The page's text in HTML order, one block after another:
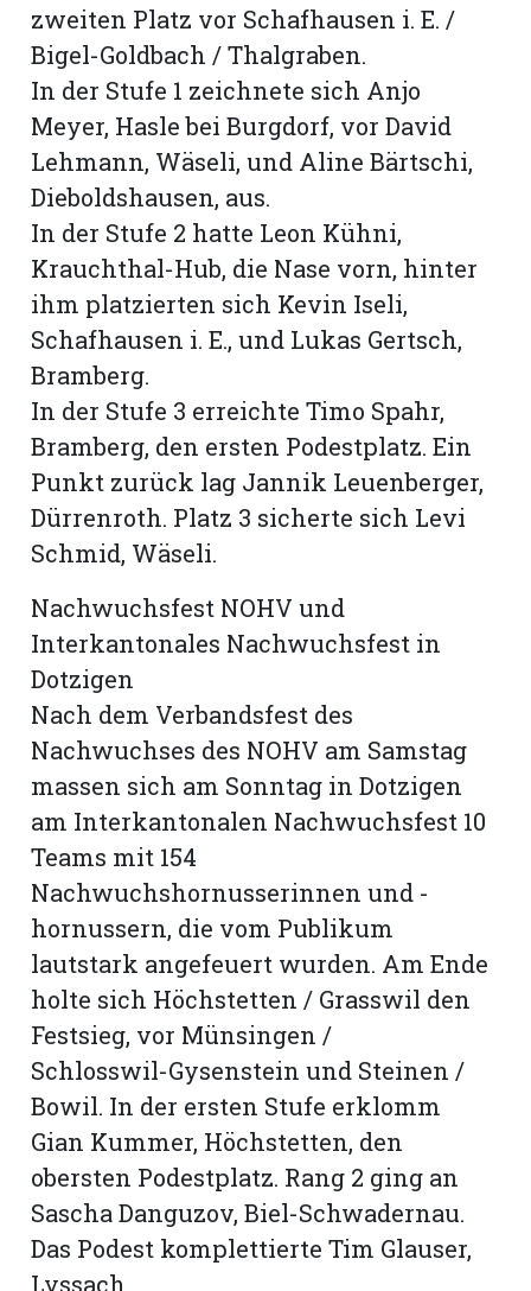
zweiten Platz vor Schafhausen i. E. /
Bigel-Goldbach / Thalgraben.
In der Stufe 1 zeichnete sich Anjo
Meyer, Hasle bei Burgdorf, vor David
Lehmann, Wäseli, und Aline Bärtschi,
Dieboldshausen, aus.
In der Stufe 2 hatte Leon Kühni,
Krauchthal-Hub, die Nase vorn, hinter
ihm platzierten sich Kevin Iseli,
Schafhausen i. E., und Lukas Gertsch,
Bramberg.
In der Stufe 3 erreichte Timo Spahr,
Bramberg, den ersten Podestplatz. Ein
Punkt zurück lag Jannik Leuenberger,
Dürrenroth. Platz 3 sicherte sich Levi
Schmid, Wäseli.
Nachwuchsfest NOHV und
Interkantonales Nachwuchsfest in
Dotzigen
Nach dem Verbandsfest des
Nachwuchses des NOHV am Samstag
massen sich am Sonntag in Dotzigen
am Interkantonalen Nachwuchsfest 10
Teams mit 154
Nachwuchshornusserinnen und -
hornussern, die vom Publikum
lautstark angefeuert wurden. Am Ende
holte sich Höchstetten / Grasswil den
Festsieg, vor Münsingen /
Schlosswil-Gysenstein und Steinen /
Bowil. In der ersten Stufe erklomm
Gian Kummer, Höchstetten, den
obersten Podestplatz. Rang 2 ging an
Sascha Danguzov, Biel-Schwadernau.
Das Podest komplettierte Tim Glauser,
Lyssach.